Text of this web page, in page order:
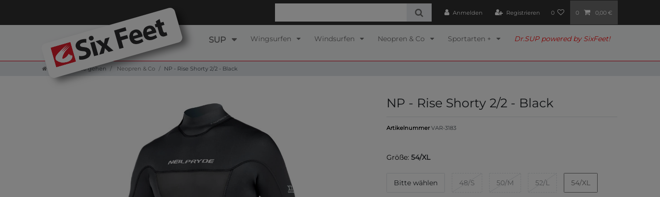
Anmelden Registrieren 0 0 0,00 €
SUP Wingsurfen Windsurfen Neopren & Co Sportarten + Dr.SUP powered by SixFeet!
Zur Startseite gehen Neopren & Co NP - Rise Shorty 2/2 - Black
NP - Rise Shorty 2/2 - Black
ArtikelnummerVAR-3183
Größe: 54/XL
Bitte wählen 48/S 50/M 52/L 54/XL